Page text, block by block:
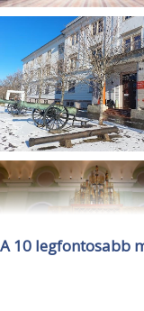
A 10 legfontosabb